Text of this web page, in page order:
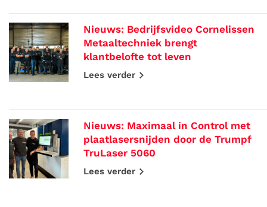
Nieuws: Bedrijfsvideo Cornelissen
Metaaltechniek brengt
klantbelofte tot leven
Lees verder
Nieuws: Maximaal in Control met
plaatlasersnijden door de Trumpf
TruLaser 5060
Lees verder